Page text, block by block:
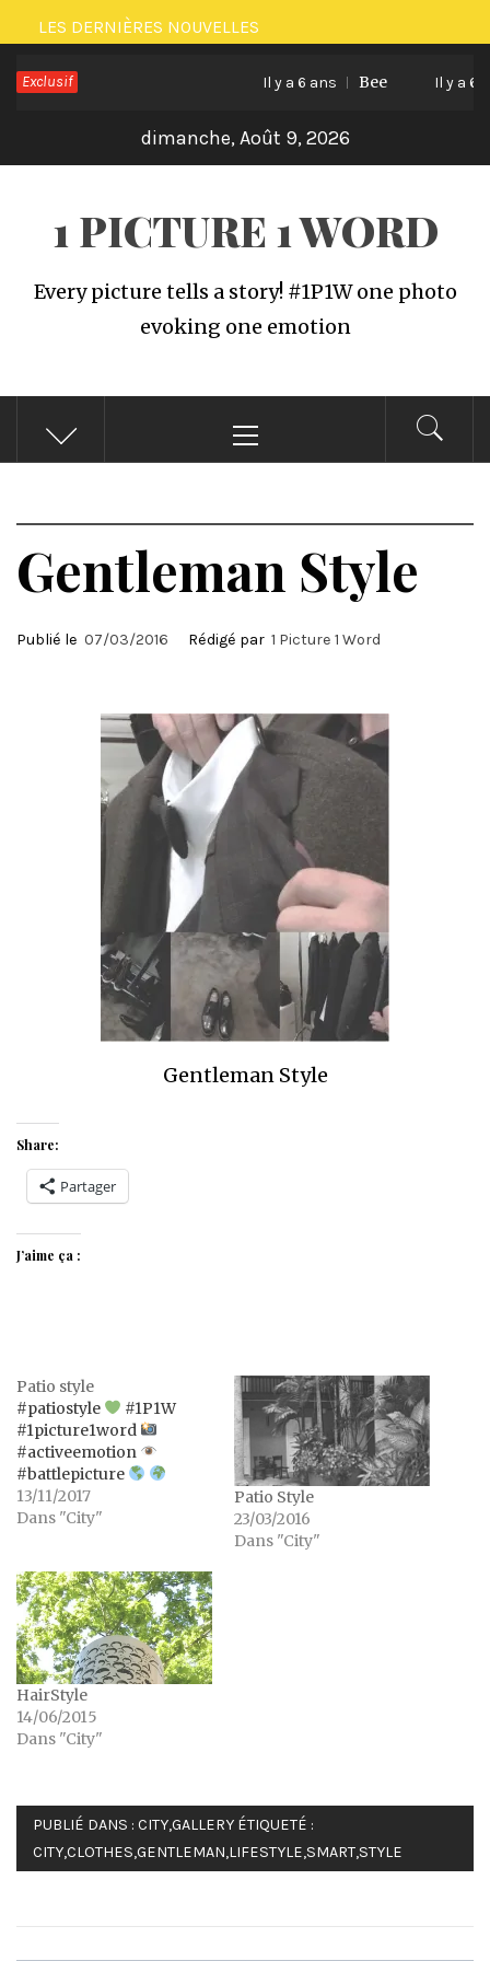
Passer
au
contenu
LES DERNIÈRES NOUVELLES
Exclusif Il y a 6 ans Bee Il y a 6
dimanche, Août 9, 2026
1 PICTURE 1 WORD
Every picture tells a story! #1P1W one photo
evoking one emotion
principal
Gentleman Style
Publié le 07/03/2016 Rédigé par 1 Picture 1 Word
Gentleman Style
Share:
Partager
J’aime ça :
Patio style
#patiostyle
#1P1W
#1picture1word
#activeemotion
#battlepicture
13/11/2017
Dans "City"
Patio Style
23/03/2016
Dans "City"
HairStyle
14/06/2015
Dans "City"
PUBLIÉ DANS : CITY,GALLERY ÉTIQUETÉ :
CITY,CLOTHES,GENTLEMAN,LIFESTYLE,SMART,STYLE